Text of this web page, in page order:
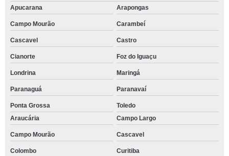
Apucarana
Arapongas
Campo Mourão Carambeí
Cascavel Castro
Cianorte Foz do Iguaçu
Londrina Maringá
Paranaguá Paranavaí
Ponta Grossa
Toledo
Araucária
Campo Largo
Campo Mourão Cascavel
Colombo Curitiba